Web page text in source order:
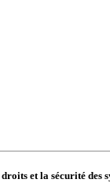
droits et la sécurité des